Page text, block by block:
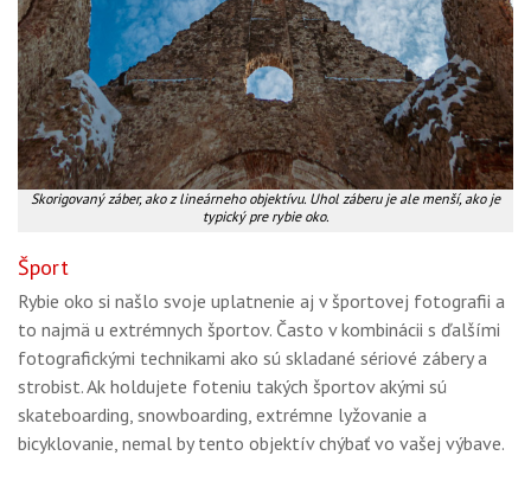
Skorigovaný záber, ako z lineárneho objektívu. Uhol záberu je ale menší, ako je
typický pre rybie oko.
Šport
Rybie oko si našlo svoje uplatnenie aj v športovej fotografii a
to najmä u extrémnych športov. Často v kombinácii s ďalšími
fotografickými technikami ako sú skladané sériové zábery a
strobist. Ak holdujete foteniu takých športov akými sú
skateboarding, snowboarding, extrémne lyžovanie a
bicyklovanie, nemal by tento objektív chýbať vo vašej výbave.